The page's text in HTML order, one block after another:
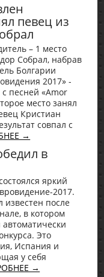
певец из
– 1 место
Собрал, набрав
Болгарии
2017» -
песней «Amor
место занял
Кристиан
совпал с
→
в
яркий
2017.
известен после
в котором
Это
Испания и
у себя
→